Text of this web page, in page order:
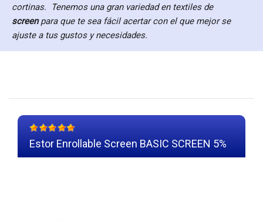
cortinas. Tenemos una gran variedad en textiles de
screenpara que te sea fácil acertar con el que mejor se
ajuste a tus gustos y necesidades.
Estor Enrollable Screen BASIC SCREEN 5%